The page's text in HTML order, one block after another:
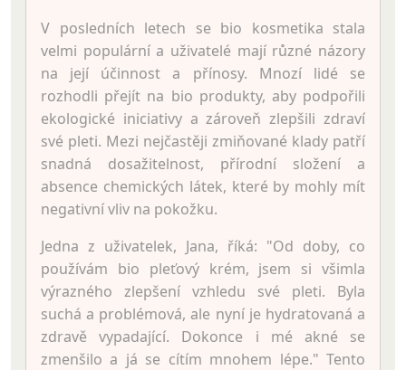
V posledních letech se bio kosmetika stala
velmi populární a uživatelé mají různé názory
na její účinnost a přínosy. Mnozí lidé se
rozhodli přejít na bio produkty, aby podpořili
ekologické iniciativy a zároveň zlepšili zdraví
své pleti. Mezi nejčastěji zmiňované klady patří
snadná dosažitelnost, přírodní složení a
absence chemických látek, které by mohly mít
negativní vliv na pokožku.
Jedna z uživatelek, Jana, říká: "Od doby, co
používám bio pleťový krém, jsem si všimla
výrazného zlepšení vzhledu své pleti. Byla
suchá a problémová, ale nyní je hydratovaná a
zdravě vypadající. Dokonce i mé akné se
zmenšilo a já se cítím mnohem lépe." Tento